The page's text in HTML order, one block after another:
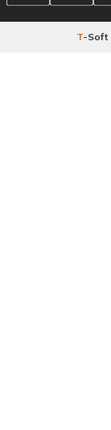
T-Soft